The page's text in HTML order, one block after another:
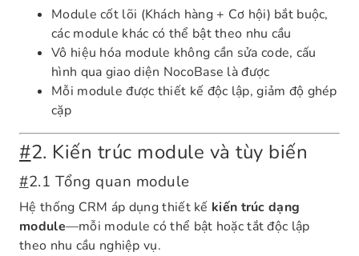
Module cốt lõi (Khách hàng + Cơ hội) bắt buộc,
các module khác có thể bật theo nhu cầu
Vô hiệu hóa module không cần sửa code, cấu
hình qua giao diện NocoBase là được
Mỗi module được thiết kế độc lập, giảm độ ghép
cặp
#2. Kiến trúc module và tùy biến
#2.1 Tổng quan module
Hệ thống CRM áp dụng thiết kế kiến trúc dạng
module—mỗi module có thể bật hoặc tắt độc lập
theo nhu cầu nghiệp vụ.